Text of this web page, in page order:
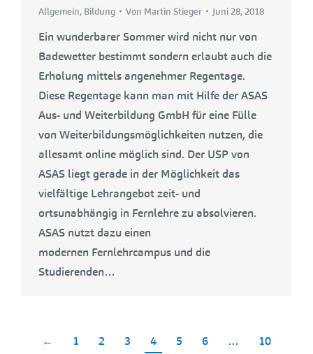
Allgemein, Bildung Von Martin Stieger Juni 28, 2018
Ein wunderbarer Sommer wird nicht nur von
Badewetter bestimmt sondern erlaubt auch die
Erholung mittels angenehmer Regentage.
Diese Regentage kann man mit Hilfe der ASAS
Aus- und Weiterbildung GmbH für eine Fülle
von Weiterbildungsmöglichkeiten nutzen, die
allesamt online möglich sind. Der USP von
ASAS liegt gerade in der Möglichkeit das
vielfältige Lehrangebot zeit- und
ortsunabhängig in Fernlehre zu absolvieren.
ASAS nutzt dazu einen
modernen Fernlehrcampus und die
Studierenden…
← 1 2 3 4 5 6 … 10